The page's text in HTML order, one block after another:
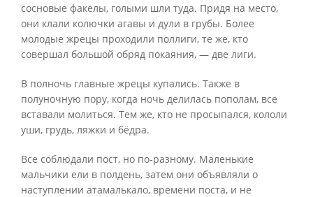
сосновые факелы, голыми шли туда. Придя на место,
они клали колючки агавы и дули в грубы. Более
молодые жрецы проходили поллиги, те же, кто
совершал большой обряд покаяния, — две лиги.
В полночь главные жрецы купались. Также в
полуночную пору, когда ночь делилась пополам, все
вставали молиться. Тем же, кто не просыпался, кололи
уши, грудь, ляжки и бёдра.
Все соблюдали пост, но по-разному. Маленькие
мальчики ели в полдень, затем они объявляли о
наступлении атамалькало, времени поста, и не